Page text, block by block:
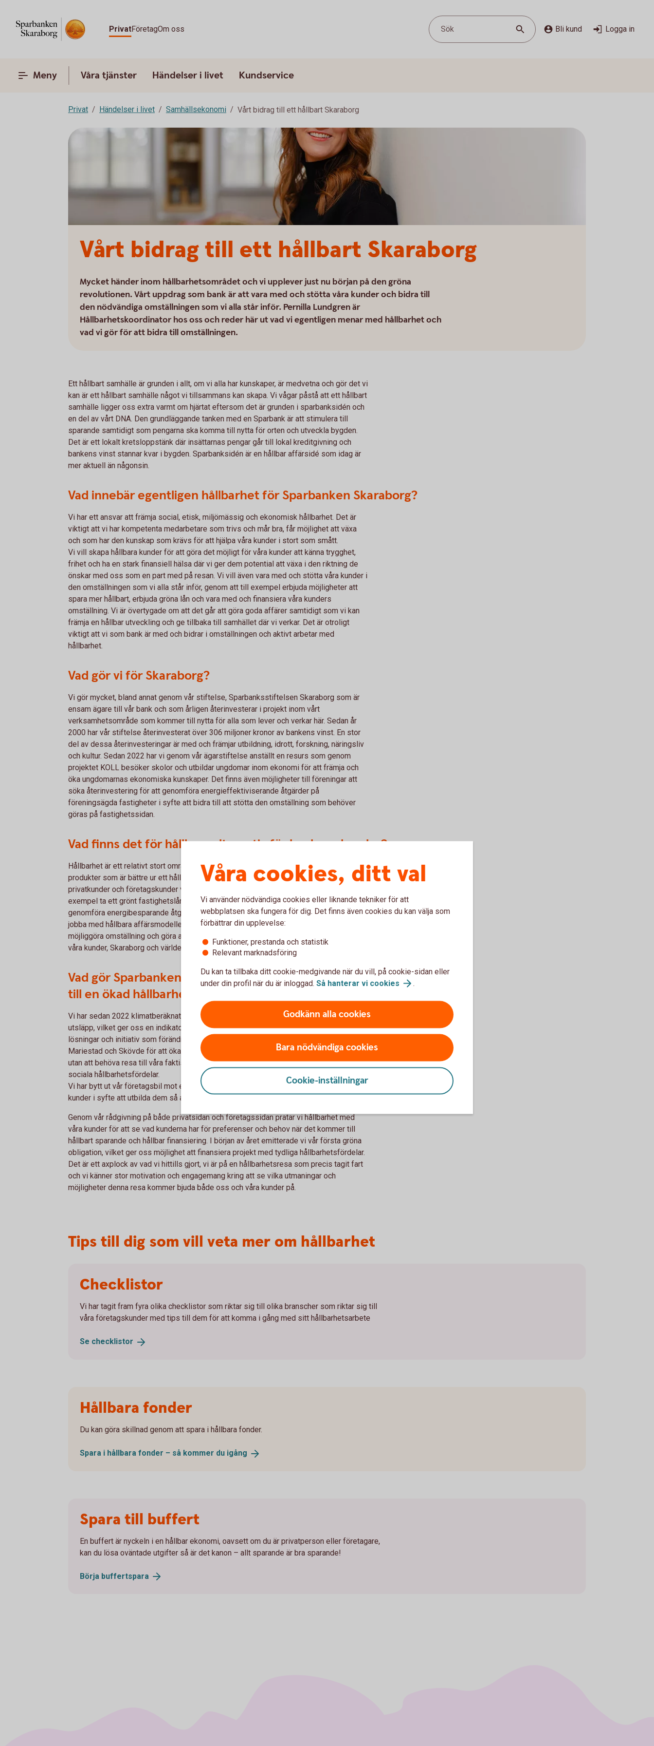
PrivatFöretagOm oss Sök Bli kund Logga in
Meny Våra tjänster Händelser i livet Kundservice
Privat Händelser i livet Samhällsekonomi Vårt bidrag till ett hållbart Skaraborg
Vårt bidrag till ett hållbart Skaraborg
Mycket händer inom hållbarhetsområdet och vi upplever just nu början på den gröna
revolutionen. Vårt uppdrag som bank är att vara med och stötta våra kunder och bidra till
den nödvändiga omställningen som vi alla står inför. Pernilla Lundgren är
Hållbarhetskoordinator hos oss och reder här ut vad vi egentligen menar med hållbarhet och
vad vi gör för att bidra till omställningen.
Ett hållbart samhälle är grunden i allt, om vi alla har kunskaper, är medvetna och gör det vi
kan är ett hållbart samhälle något vi tillsammans kan skapa. Vi vågar påstå att ett hållbart
samhälle ligger oss extra varmt om hjärtat eftersom det är grunden i sparbanksidén och
en del av vårt DNA. Den grundläggande tanken med en Sparbank är att stimulera till
sparande samtidigt som pengarna ska komma till nytta för orten och utveckla bygden.
Det är ett lokalt kretsloppstänk där insättarnas pengar går till lokal kreditgivning och
bankens vinst stannar kvar i bygden. Sparbanksidén är en hållbar affärsidé som idag är
mer aktuell än någonsin.
Vad innebär egentligen hållbarhet för Sparbanken Skaraborg?
Vi har ett ansvar att främja social, etisk, miljömässig och ekonomisk hållbarhet. Det är
viktigt att vi har kompetenta medarbetare som trivs och mår bra, får möjlighet att växa
och som har den kunskap som krävs för att hjälpa våra kunder i stort som smått.
Vi vill skapa hållbara kunder för att göra det möjligt för våra kunder att känna trygghet,
frihet och ha en stark finansiell hälsa där vi ger dem potential att växa i den riktning de
önskar med oss som en part med på resan. Vi vill även vara med och stötta våra kunder i
den omställningen som vi alla står inför, genom att till exempel erbjuda möjligheter att
spara mer hållbart, erbjuda gröna lån och vara med och finansiera våra kunders
omställning. Vi är övertygade om att det går att göra goda affärer samtidigt som vi kan
främja en hållbar utveckling och ge tillbaka till samhället där vi verkar. Det är otroligt
viktigt att vi som bank är med och bidrar i omställningen och aktivt arbetar med
hållbarhet.
Vad gör vi för Skaraborg?
Vi gör mycket, bland annat genom vår stiftelse, Sparbanksstiftelsen Skaraborg som är
ensam ägare till vår bank och som årligen återinvesterar i projekt inom vårt
verksamhetsområde som kommer till nytta för alla som lever och verkar här. Sedan år
2000 har vår stiftelse återinvesterat över 306 miljoner kronor av bankens vinst. En stor
del av dessa återinvesteringar är med och främjar utbildning, idrott, forskning, näringsliv
och kultur. Sedan 2022 har vi genom vår ägarstiftelse anställt en resurs som genom
projektet KOLL besöker skolor och utbildar ungdomar inom ekonomi för att främja och
öka ungdomarnas ekonomiska kunskaper. Det finns även möjligheter till föreningar att
söka återinvestering för att genomföra energieffektiviserande åtgärder på
föreningsägda fastigheter i syfte att bidra till att stötta den omställning som behöver
göras på fastighetssidan.
Vad finns det för hållbara alternativ för bankens kunder?
Hållbarhet är ett relativt stort område med många möjligheter, utifrån vårt utbud har vi nu
produkter som är bättre ur ett hållbarhetsperspektiv. Vi har gröna lån för både
privatkunder och företagskunder vilket är mer förmånligt än vanliga lån. Du kan till
exempel ta ett grönt fastighetslån, grönt bolån, solcellslån eller energilån för att
genomföra energibesparande åtgärder på din fastighet. För oss är det en självklarhet att
jobba med hållbara affärsmodeller och vi vill genom ansvarfull finansiering vara med och
möjliggöra omställning och göra affärer som är långsiktigt lönsamma och hållbara för
våra kunder, Skaraborg och världen.
Vad gör Sparbanken Skaraborg som företag för att själva bidra
till en ökad hållbarhet?
Vi har sedan 2022 klimatberäknat och även klimatkompenserat för våra beräknade
utsläpp, vilket ger oss en indikator på vart i vår verksamhet vi behöver fokusera på bättre
lösningar och initiativ som förändrar. Vi har öppnat upp arbetshubbar i både Falköping,
Mariestad och Skövde för att öka tillgängligheten för våra anställda att utföra sitt arbete
utan att behöva resa till våra faktiska bankkontor, vilket ger både miljömässiga och
sociala hållbarhetsfördelar.
Vi har bytt ut vår företagsbil mot en elbil och vi anordnar informationsträffar till våra äldre
kunder i syfte att utbilda dem så att de kan skydda sig mot bedrägerier.
Genom vår rådgivning på både privatsidan och företagssidan pratar vi hållbarhet med
våra kunder för att se vad kunderna har för preferenser och behov när det kommer till
hållbart sparande och hållbar finansiering. I början av året emitterade vi vår första gröna
obligation, vilket ger oss möjlighet att finansiera projekt med tydliga hållbarhetsfördelar.
Det är ett axplock av vad vi hittills gjort, vi är på en hållbarhetsresa som precis tagit fart
och vi känner stor motivation och engagemang kring att se vilka utmaningar och
möjligheter denna resa kommer bjuda både oss och våra kunder på.
Tips till dig som vill veta mer om hållbarhet
Checklistor
Vi har tagit fram fyra olika checklistor som riktar sig till olika branscher som riktar sig till
våra företagskunder med tips till dem för att komma i gång med sitt hållbarhetsarbete
Se checklistor
Hållbara fonder
Du kan göra skillnad genom att spara i hållbara fonder.
Spara i hållbara fonder – så kommer du igång
Spara till buffert
En buffert är nyckeln i en hållbar ekonomi, oavsett om du är privatperson eller företagare,
kan du lösa oväntade utgifter så är det kanon – allt sparande är bra sparande!
Börja buffertspara
Våra cookies, ditt val
Vi använder nödvändiga cookies eller liknande tekniker för att
webbplatsen ska fungera för dig. Det finns även cookies du kan välja som
förbättrar din upplevelse:
Funktioner, prestanda och statistik
Relevant marknadsföring
Du kan ta tillbaka ditt cookie-medgivande när du vill, på cookie-sidan eller
under din profil när du är inloggad. Så hanterar vi cookies .
Godkänn alla cookies
Bara nödvändiga cookies
Cookie-inställningar